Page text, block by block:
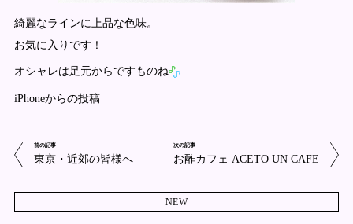
綺麗なラインに上品な色味。
お気に入りです！
オシャレは足元からですものね
iPhoneからの投稿
前の記事
東京・近郊の皆様へ
次の記事
お酢カフェ ACETO UN CAFE
NEW